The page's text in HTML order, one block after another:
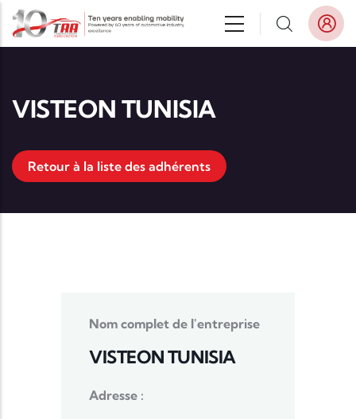
Aller au contenu principal
VISTEON TUNISIA
Retour à la liste des adhérents
Nom complet de l'entreprise
VISTEON TUNISIA
Adresse :